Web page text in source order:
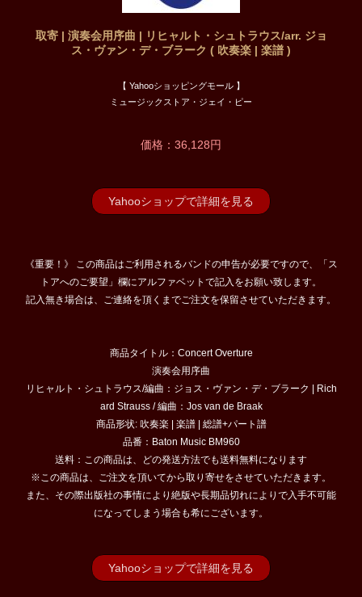
取寄 | 演奏会用序曲 | リヒャルト・シュトラウス/arr. ジョ
ス・ヴァン・デ・ブラーク ( 吹奏楽 | 楽譜 )
【 Yahooショッピングモール 】
ミュージックストア・ジェイ・ピー
価格：36,128円
Yahooショップで詳細を見る
《重要！》 この商品はご利用されるバンドの申告が必要ですので、「ス
トアへのご要望」欄にアルファベットで記入をお願い致します。
記入無き場合は、ご連絡を頂くまでご注文を保留させていただきます。
商品タイトル：Concert Overture
演奏会用序曲
リヒャルト・シュトラウス/編曲：ジョス・ヴァン・デ・ブラーク | Rich
ard Strauss / 編曲：Jos van de Braak
商品形状: 吹奏楽 | 楽譜 | 総譜+パート譜
品番：Baton Music BM960
送料：この商品は、どの発送方法でも送料無料になります
※この商品は、ご注文を頂いてから取り寄せをさせていただきます。
また、その際出版社の事情により絶版や長期品切れによりで入手不可能
になってしまう場合も希にございます。
Yahooショップで詳細を見る